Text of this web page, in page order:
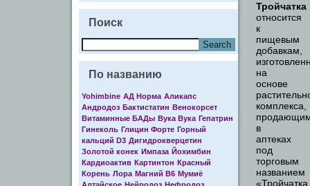
Поиск
По названию
Yohimbine АД Норма Аликапс
Андродоз Бактистатин Венокорсет
Витаминные БАДы Вука Вука Гепатрин
Гинеколь Глицин Форте Горный
кальций D3 Дигидрокверцетин
Золотой конек Импаза Йохимбин
Кардиоактив Картинтон Красный
Корень Лора Магний В6 Мумиё
Тройчатка
относится
к
пищевым
добавкам,
на
основе
комплекса,
в
аптеках
под
торговым
названием
«Тройчатка